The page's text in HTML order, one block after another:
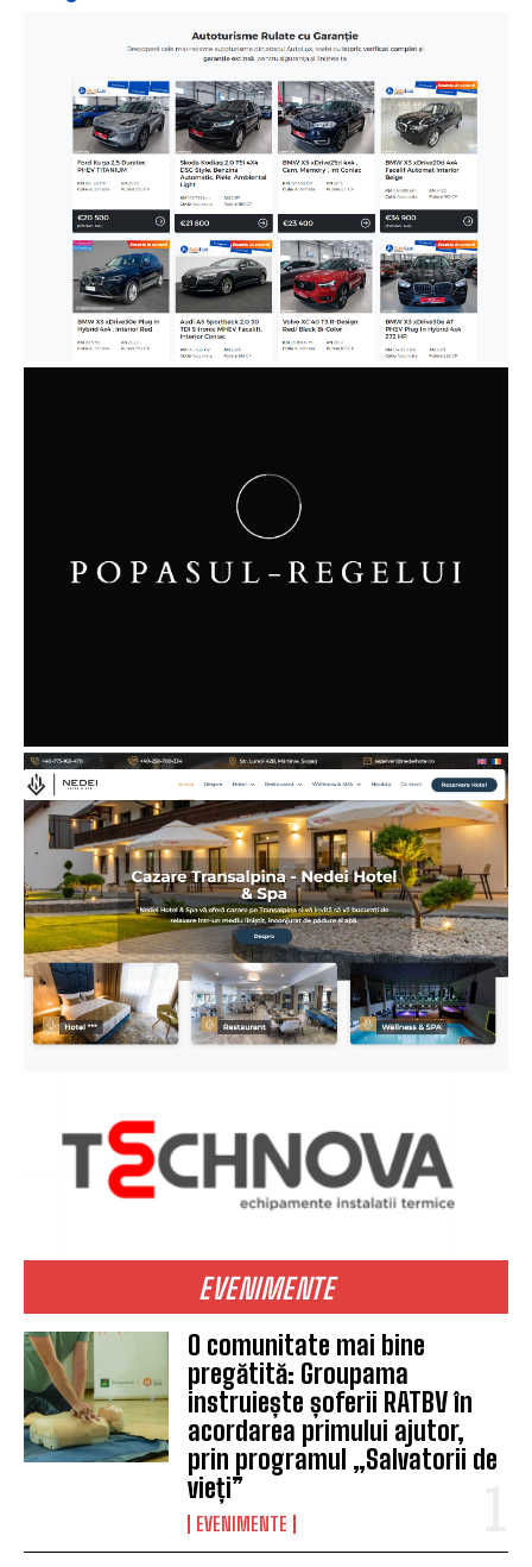
EVENIMENTE
O comunitate mai bine
pregătită: Groupama
instruiește șoferii RATBV în
acordarea primului ajutor,
prin programul „Salvatorii de
vieți”
EVENIMENTE